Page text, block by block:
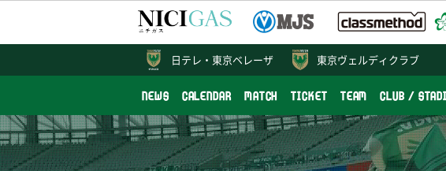
東京ヴェルディクラブ
NEWS CALENDAR MATCH TICKET TEAM CLUB /
日テレ・ 東京ベレーザ